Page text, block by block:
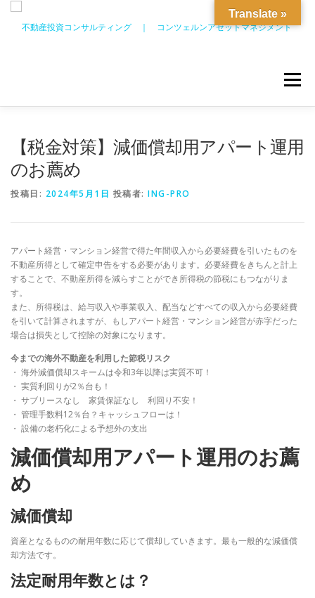
キ
メニュー
【税金対策】減価償却用アパート運用
のお薦め
投稿日: 2024年5月1日 投稿者: ING-PRO
アパート経営・マンション経営で得た年間収入から必要経費を引いたものを
不動産所得として確定申告をする必要があります。必要経費をきちんと計上
することで、不動産所得を減らすことができ所得税の節税にもつながりま
す。
また、所得税は、給与収入や事業収入、配当などすべての収入から必要経費
を引いて計算されますが、もしアパート経営・マンション経営が赤字だった
場合は損失として控除の対象になります。
今までの海外不動産を利用した節税リスク
・ 海外減価償却スキームは令和3年以降は実質不可！
・ 実質利回りが2％台も！
・ サブリースなし 家賃保証なし 利回り不安！
・ 管理手数料12％台？キャッシュフローは！
・ 設備の老朽化による予想外の支出
減価償却用アパート運用のお薦
め
減価償却
資産となるものの耐用年数に応じて償却していきます。最も一般的な減価償
却方法です。
法定耐用年数とは？
Translate »